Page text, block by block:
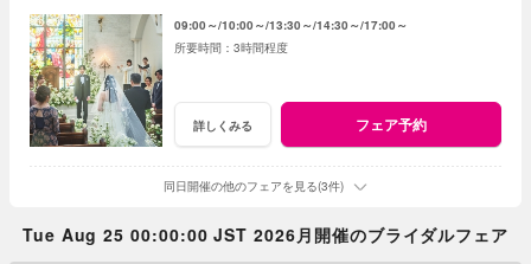
09:00～ 10:00～ 13:30～ 14:30～ 17:00～
3時間程度
詳しくみる フェア予約
同日開催の他のフェアを見る(3件)
Tue Aug 25 00:00:00 JST 2026月開催のブライダルフェア